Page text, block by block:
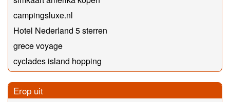
campingsluxe.nl
Hotel Nederland 5 sterren
grece voyage
cyclades island hopping
Erop uit